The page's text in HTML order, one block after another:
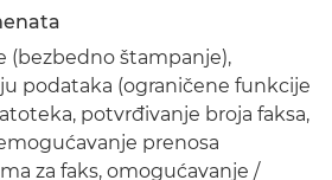
(bezbedno štampanje),
podataka (ograničene funkcije
potvrđivanje broja faksa,
prenosa
za faks, omogućavanje /